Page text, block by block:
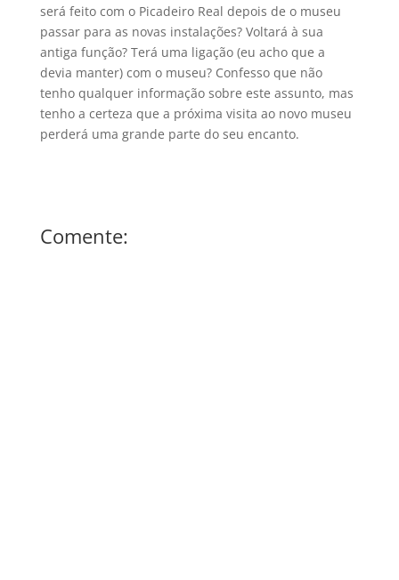
será feito com o Picadeiro Real depois de o museu
passar para as novas instalações? Voltará à sua
antiga função? Terá uma ligação (eu acho que a
devia manter) com o museu? Confesso que não
tenho qualquer informação sobre este assunto, mas
tenho a certeza que a próxima visita ao novo museu
perderá uma grande parte do seu encanto.
Comente: